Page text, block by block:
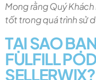
Mong rằng Quý
tốt trong quá trình sử
TẠI SAO
FULFILL
SELLERWIX?